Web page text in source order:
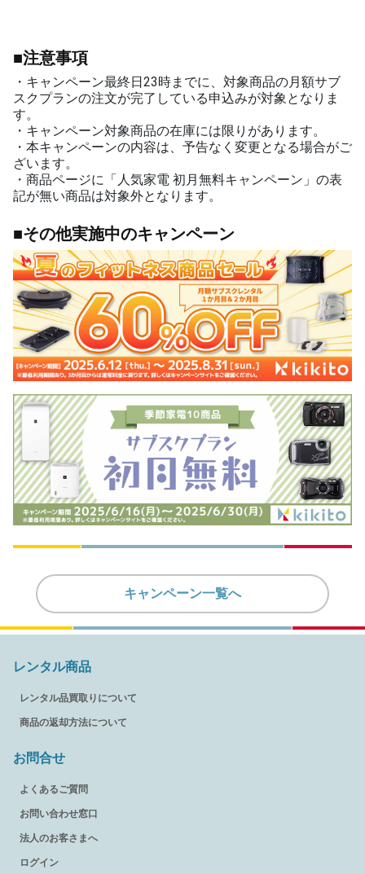
■注意事項
・キャンペーン最終日23時までに、対象商品の月額サブ
スクプランの注文が完了している申込みが対象となりま
す。
・キャンペーン対象商品の在庫には限りがあります。
・本キャンペーンの内容は、予告なく変更となる場合がご
ざいます。
・商品ページに「人気家電 初月無料キャンペーン」の表
記が無い商品は対象外となります。
■その他実施中のキャンペーン
キャンペーン一覧へ
レンタル商品
レンタル品買取りについて
商品の返却方法について
お問合せ
よくあるご質問
お問い合わせ窓口
法人のお客さまへ
ログイン